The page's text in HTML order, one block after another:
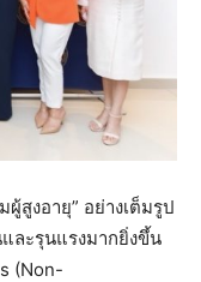
สูงอายุ” อย่างเต็มรูป
ะรุนแรงมากยิ่งขึ้น
(Non-